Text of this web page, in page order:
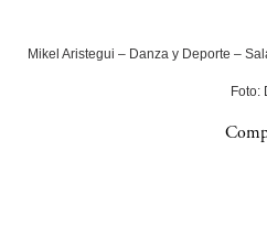
Mikel Aristegui – Danza y Deporte –
Foto: